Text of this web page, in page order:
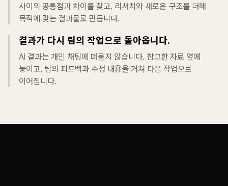
사이의 공통점과 차이를 찾고, 리서치와 새로운 구조를 더해
목적에 맞는 결과물로 만듭니다.
결과가 다시 팀의 작업으로 돌아옵니다.
AI 결과는 개인 채팅에 머물지 않습니다. 참고한 자료 옆에
놓이고, 팀의 피드백과 수정 내용을 거쳐 다음 작업으로
이어집니다.